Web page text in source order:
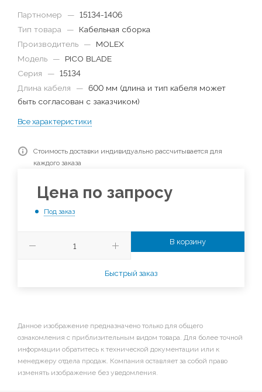
Партномер — 15134-1406
Тип товара
—
Кабельная сборка
Производитель
—
MOLEX
Модель
—
PICO BLADE
Серия
— 15134
Длина кабеля
— 600 мм (длина и тип кабеля может
быть согласован с заказчиком)
Все характеристики
Стоимость доставки индивидуально рассчитывается для
каждого заказа
Цена по запросу
Под заказ
В корзину
Быстрый заказ
Данное изображение предназначено только для общего
ознакомления с приблизительным видом товара. Для более точной
информации обратитесь к технической документации или к
менеджеру отдела продаж. Компания оставляет за собой право
изменять изображение без уведомления.